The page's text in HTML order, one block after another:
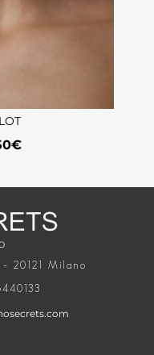
€
20121 Milano